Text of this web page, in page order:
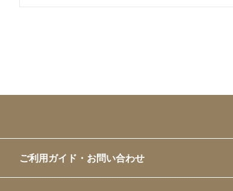
ご利用ガイド・お問い合わせ